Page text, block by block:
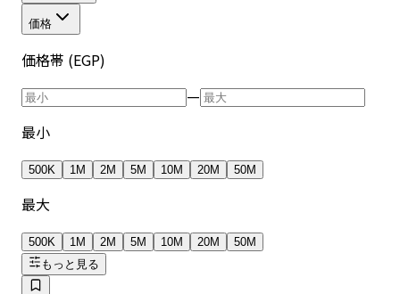
価格
価格帯 (EGP)
—
最小
500K 1M 2M 5M 10M 20M 50M
最大
500K 1M 2M 5M 10M 20M
50M
もっと見る